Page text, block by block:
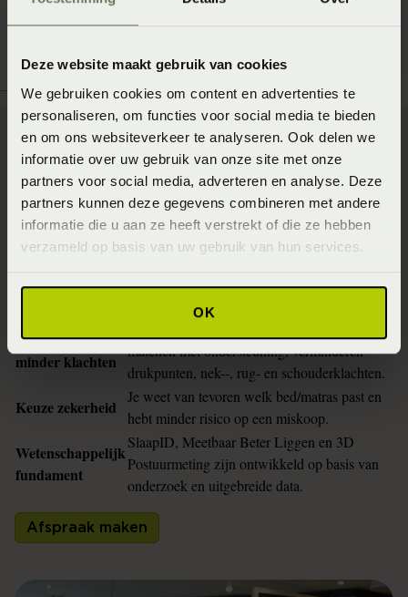
Deze website maakt gebruik van cookies
We gebruiken cookies om content en advertenties te
personaliseren, om functies voor social media te bieden
en om ons websiteverkeer te analyseren. Ook delen we
informatie over uw gebruik van onze site met onze
partners voor social media, adverteren en analyse. Deze
partners kunnen deze gegevens combineren met andere
informatie die u aan ze heeft verstrekt of die ze hebben
verzameld op basis van uw gebruik van hun services.
OK
Waarom deze aanpak werkt
Voordelen Uitleg
Objectief meten
(thuismetingen + 3D scan) om keuzes te
ondersteunen.
Meer comfort,
minder klachten
matchen met ondersteuning, verminderen
drukpunten, nek--, rug- en schouderklachten.
Keuze zekerheid
Je weet van tevoren welk bed/matras past en
hebt minder risico op een miskoop.
Wetenschappelijk
fundament
SlaapID, Meetbaar Beter Liggen en 3D
Postuurmeting zijn ontwikkeld op basis van
onderzoek en uitgebreide data.
Afspraak maken